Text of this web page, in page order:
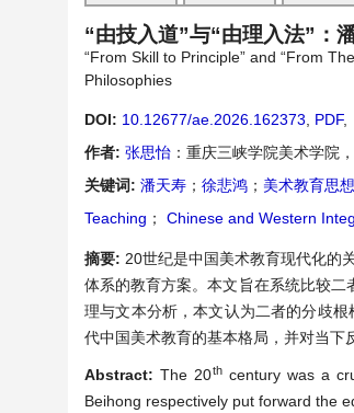
“由技入道”与“由理入法”：
“From Skill to Principle” and “From
Philosophies
DOI: 10.12677/ae.2026.162373 PDF,
作者: 张思怡 ：重庆三峡学院美术学院
关键词: 潘天寿 ； 徐悲鸿 ； 美术教育思想
Teaching ； Chinese and Western
摘要: 20世纪是中国美术教育现代化的
体系的教育方案。本文旨在系统比较
理与文本分析，本文认为二者的分歧
代中国美术教育的基本格局，并对当下
Abstract:The 20thcentury was a
Beihong respectively put forward the